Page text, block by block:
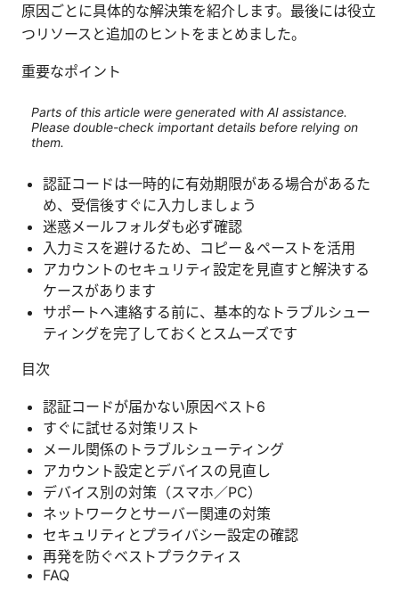
原因ごとに具体的な解決策を紹介します。最後には役立
つリソースと追加のヒントをまとめました。
重要なポイント
Parts of this article were generated with AI assistance.
Please double-check important details before relying on
them.
認証コードは一時的に有効期限がある場合があるた
め、受信後すぐに入力しましょう
迷惑メールフォルダも必ず確認
入力ミスを避けるため、コピー＆ペーストを活用
アカウントのセキュリティ設定を見直すと解決する
ケースがあります
サポートへ連絡する前に、基本的なトラブルシュー
ティングを完了しておくとスムーズです
目次
認証コードが届かない原因ベスト6
すぐに試せる対策リスト
メール関係のトラブルシューティング
アカウント設定とデバイスの見直し
デバイス別の対策（スマホ／PC）
ネットワークとサーバー関連の対策
セキュリティとプライバシー設定の確認
再発を防ぐベストプラクティス
FAQ